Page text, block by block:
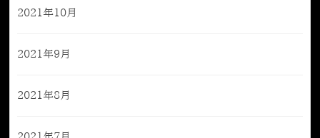
2021年10月
2021年9月
2021年8月